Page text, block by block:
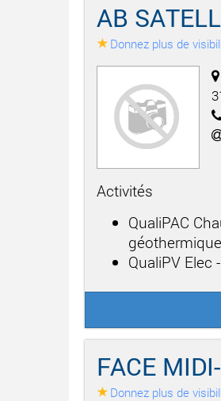
AB
Donnez plus de
Activités
QualiPAC
QualiPV
FACE
Donnez plus de